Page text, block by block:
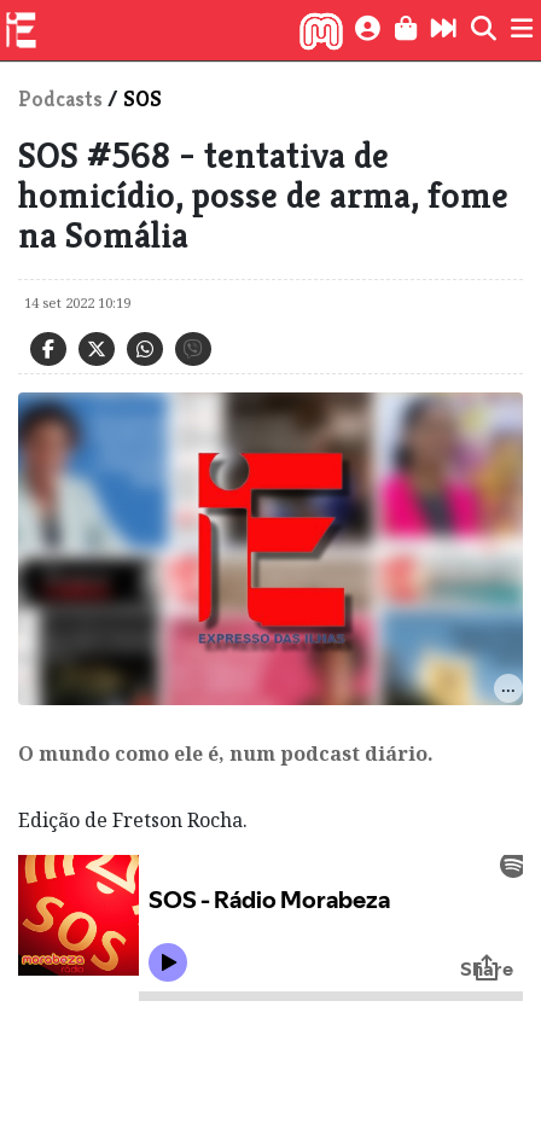
Podcasts / SOS
SOS #568 - tentativa de
homicídio, posse de arma, fome
na Somália
14 set 2022 10:19
O mundo como ele é, num podcast diário.
Edição de Fretson Rocha.